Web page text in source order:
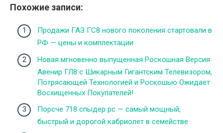
Похожие записи:
Продажи ГАЗ ГС8 нового поколения стартовали в
РФ — цены и комплектации
Новая мгновенно выпущенная Роскошная Версия
Авенир ГЛ8 с Шикарным Гигантским Телевизором,
Потрясающей Технологией и Роскошью Ожидает
Восхищенных Покупателей!
Порсче 718 спыдер рс — самый мощный,
быстрый и дорогой кабриолет в семействе